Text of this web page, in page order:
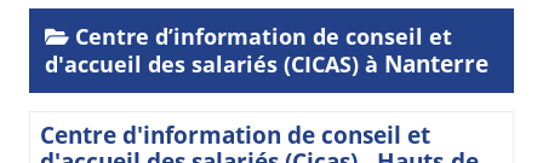
Centre d’information de conseil et
d'accueil des salariés (CICAS) à Nanterre
Centre d'information de conseil et